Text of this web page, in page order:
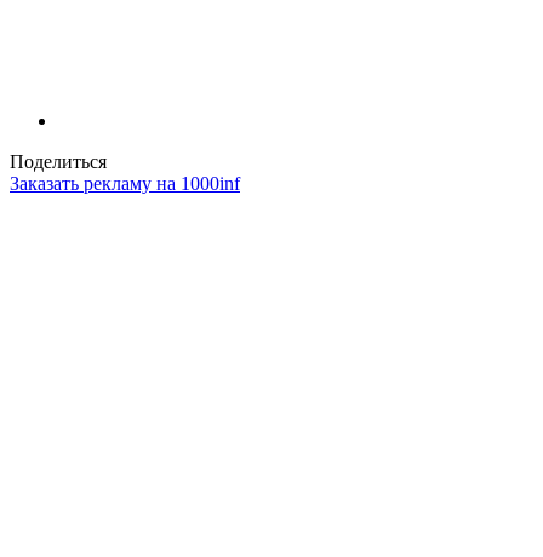
Поделиться
Заказать рекламу на 1000inf